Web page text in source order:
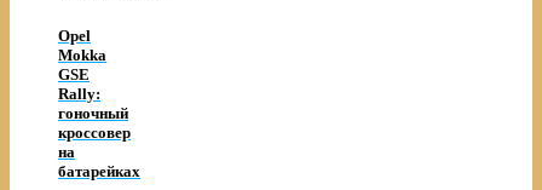
Opel
Mokka
GSE
Rally:
гоночный
кроссовер
на
батарейках